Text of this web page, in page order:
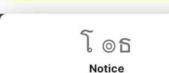
โ ๏ธ
Notice